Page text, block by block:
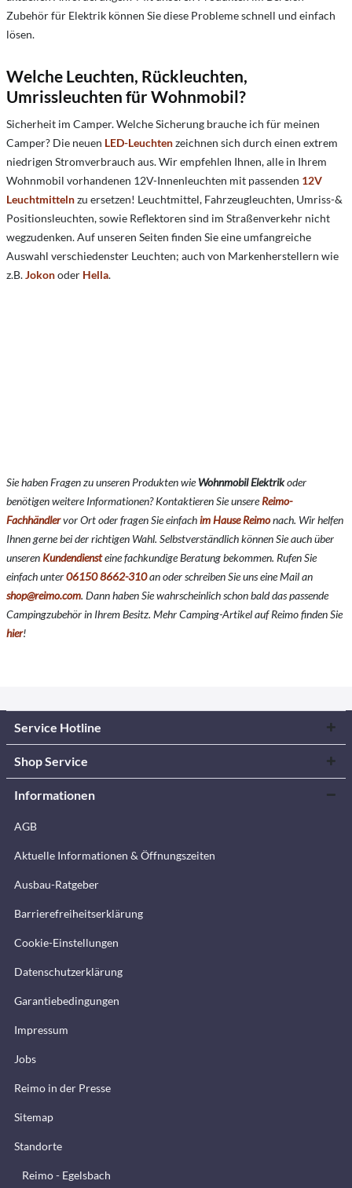
Zubehör für Elektrik können Sie diese Probleme schnell und einfach
lösen.
Welche Leuchten, Rückleuchten,
Umrissleuchten für Wohnmobil?
Sicherheit im Camper.Welche Sicherung brauche ich für meinen
Camper? Die neuen LED-Leuchtenzeichnen sich durch einen extrem
niedrigen Stromverbrauch aus. Wir empfehlen Ihnen, alle in Ihrem
Wohnmobil vorhandenen 12V-Innenleuchten mit passenden 12V
Leuchtmittelnzu ersetzen! Leuchtmittel, Fahrzeugleuchten, Umriss-&
Positionsleuchten, sowie Reflektoren sind im Straßenverkehr nicht
wegzudenken. Auf unseren Seiten finden Sie eine umfangreiche
Auswahl verschiedenster Leuchten; auch von Markenherstellern wie
z.B.Jokonoder Hella.
Sie haben Fragen zu unseren Produkten wieWohnmobil Elektrikoder
benötigen weitere Informationen? Kontaktieren Sie unsereReimo-
Fachhändlervor Ort oder fragen Sie einfachim Hause Reimonach. Wir helfen
Ihnen gerne bei der richtigen Wahl. Selbstverständlich können Sie auch über
unseren Kundendiensteine fachkundige Beratung bekommen. Rufen Sie
einfach unter06150 8662-310an oder schreiben Sie uns eine Mail an
shop@reimo.com. Dann haben Sie wahrscheinlich schon bald das passende
Campingzubehör in Ihrem Besitz. Mehr Camping-Artikel auf Reimo finden Sie
hier!
Service Hotline
Shop Service
Informationen
AGB
Aktuelle Informationen & Öffnungszeiten
Ausbau-Ratgeber
Barrierefreiheitserklärung
Cookie-Einstellungen
Datenschutzerklärung
Garantiebedingungen
Impressum
Jobs
Reimo in der Presse
Sitemap
Standorte
Reimo - Egelsbach